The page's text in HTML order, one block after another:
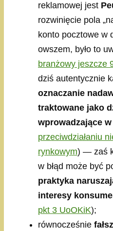
reklamowej jest
rozwinięcie pola
konto pocztowe
owszem, było to
branżowy jeszcze
dziś autentycznie
oznaczanie
traktowane jako
wprowadzające w
przeciwdziałaniu
rynkowym) — zaś
w błąd może być
praktyka
interesy
pkt 3 UoOKiK);
równocześnie